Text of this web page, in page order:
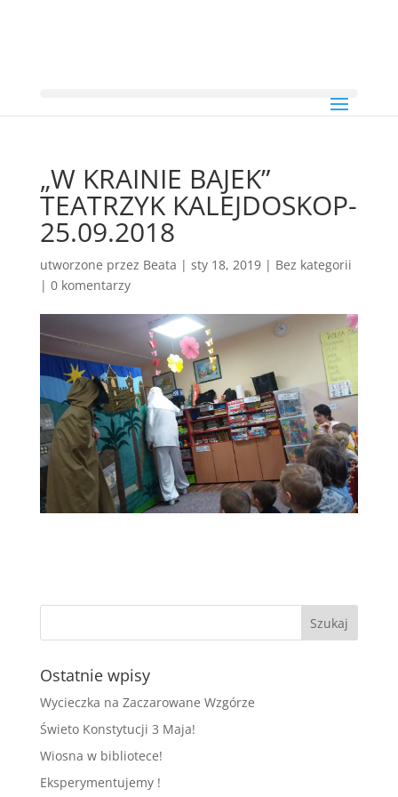
„W KRAINIE BAJEK”
TEATRZYK KALEJDOSKOP-
25.09.2018
utworzone przez Beata | sty 18, 2019| Bez kategorii
| 0 komentarzy
Ostatnie wpisy
Wycieczka na Zaczarowane Wzgórze
Świeto Konstytucji 3 Maja!
Wiosna w bibliotece!
Eksperymentujemy !